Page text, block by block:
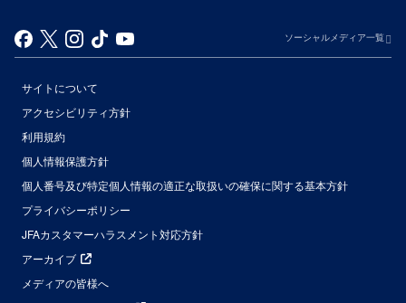
ソーシャルメディア一覧
サイトについて
アクセシビリティ方針
利用規約
個人情報保護方針
個人番号及び特定個人情報の適正な取扱いの確保に関する基本方針
プライバシーポリシー
JFAカスタマーハラスメント対応方針
アーカイブ
メディアの皆様へ